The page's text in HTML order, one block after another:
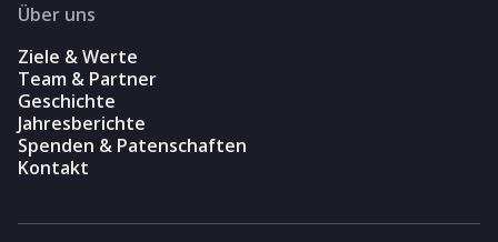
Über uns
Ziele & Werte
Team & Partner
Geschichte
Jahresberichte
Spenden & Patenschaften
Kontakt